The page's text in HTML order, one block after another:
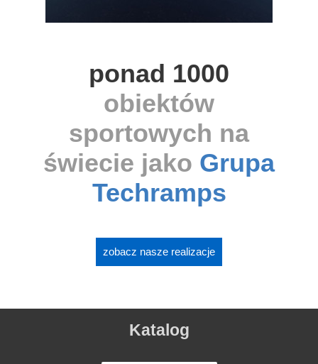
ponad 1000
obiektów
sportowych na
świecie jako Grupa
Techramps
zobacz nasze realizacje
Katalog